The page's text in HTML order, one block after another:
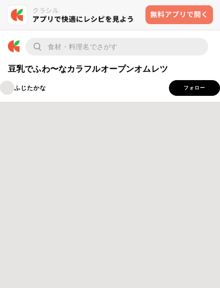
豆乳でふわ〜なカラフルオープンオムレツ
ふじたかな フォロー